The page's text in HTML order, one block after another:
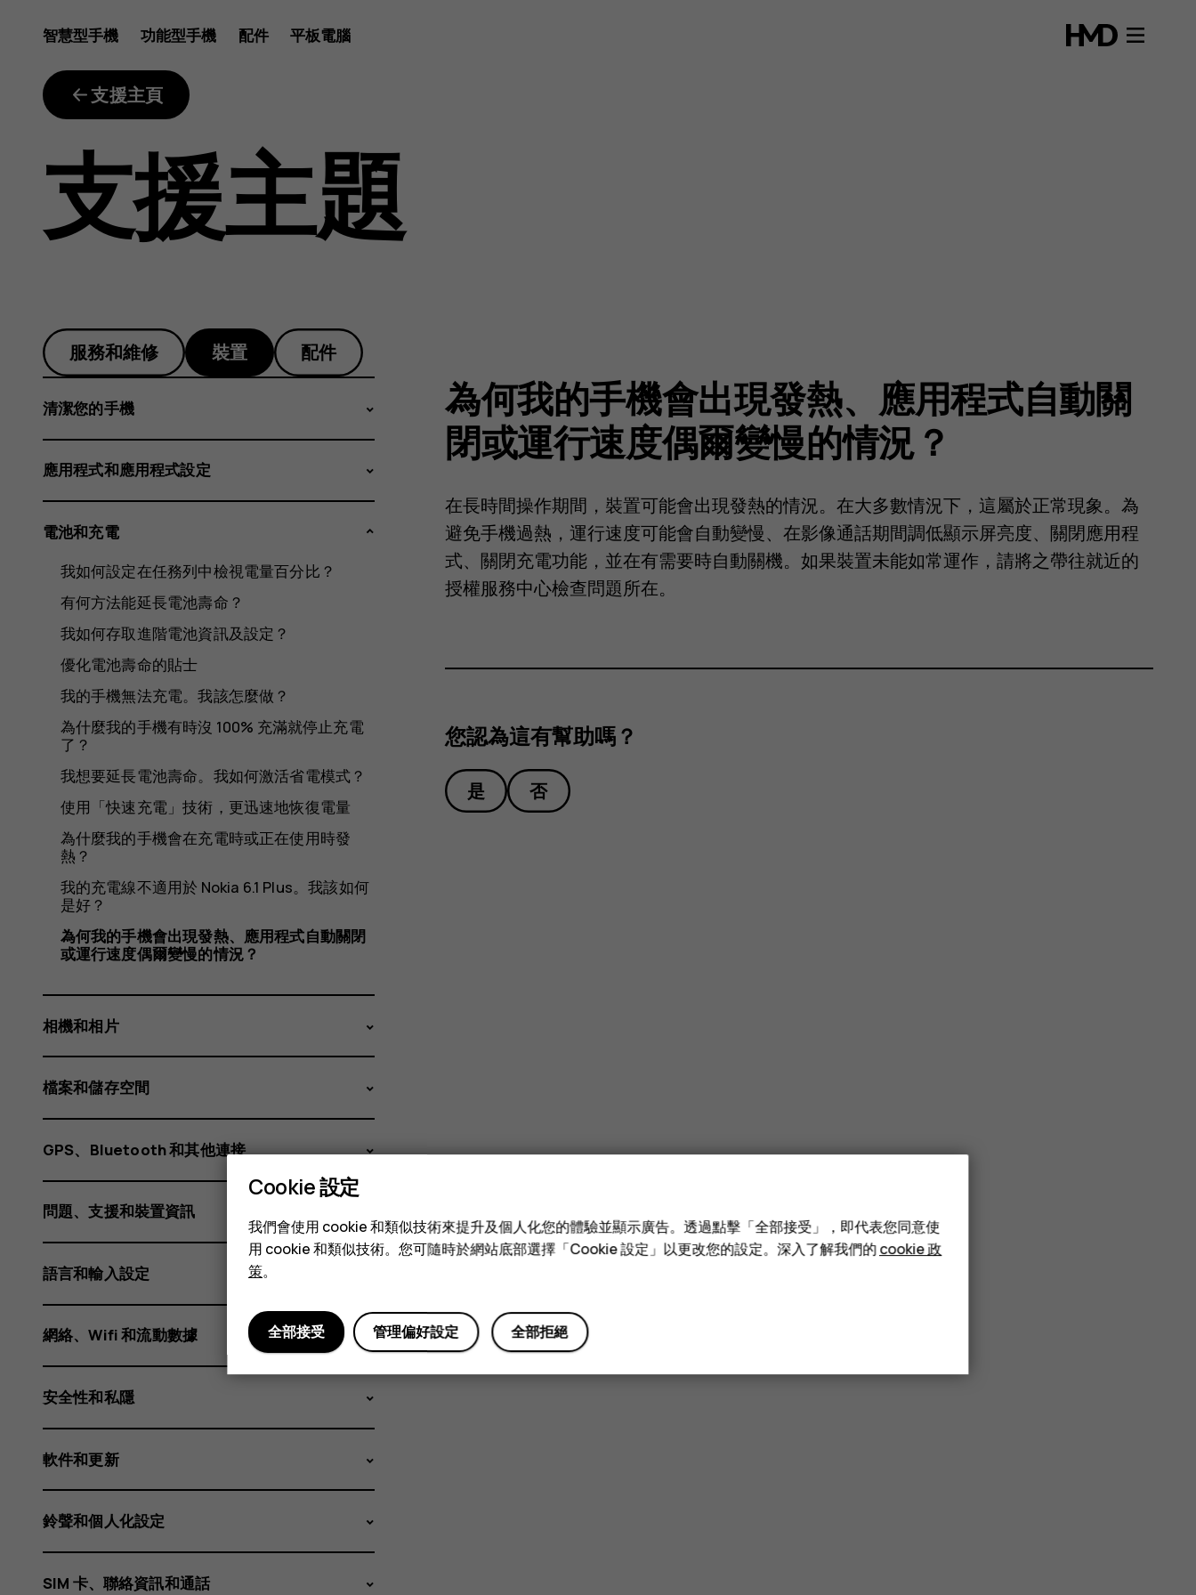
為
何
我
的
手
機
會
出
現
發
熱、
應
用
程
式
自
智慧型手機 功能型手機 配件 平板電腦
支援主頁
支援主題
服務和維修 裝置 配件
清潔您的手機
應用程式和應用程式設定
電池和充電
我如何設定在任務列中檢視電量百分比？
有何方法能延長電池壽命？
我如何存取進階電池資訊及設定？
優化電池壽命的貼士
我的手機無法充電。我該怎麼做？
為什麼我的手機有時沒 100% 充滿就停止充電
了？
我想要延長電池壽命。我如何激活省電模式？
使用「快速充電」技術，更迅速地恢復電量
為什麼我的手機會在充電時或正在使用時發
熱？
我的充電線不適用於 Nokia 6.1 Plus。我該如何
是好？
為何我的手機會出現發熱、應用程式自動關閉
或運行速度偶爾變慢的情況？
相機和相片
檔案和儲存空間
GPS、Bluetooth 和其他連接
問題、支援和裝置資訊
語言和輸入設定
網絡、Wifi 和流動數據
安全性和私隱
軟件和更新
鈴聲和個人化設定
SIM 卡、聯絡資訊和通話
為何我的手機會出現發熱、應用程式自動關
閉或運行速度偶爾變慢的情況？
在長時間操作期間，裝置可能會出現發熱的情況。在大多數情況下，這屬於正常現象。為
避免手機過熱，運行速度可能會自動變慢、在影像通話期間調低顯示屏亮度、關閉應用程
式、關閉充電功能，並在有需要時自動關機。如果裝置未能如常運作，請將之帶往就近的
授權服務中心檢查問題所在。
您認為這有幫助嗎？
是 否
Cookie 設定
我們會使用 cookie 和類似技術來提升及個人化您的體驗並顯示廣告。透過點擊「全部接受」，即代表您同意使
用 cookie 和類似技術。您可隨時於網站底部選擇「Cookie 設定」以更改您的設定。深入了解我們的cookie 政
策。
全部拒絕
管理偏好設定
全部接受